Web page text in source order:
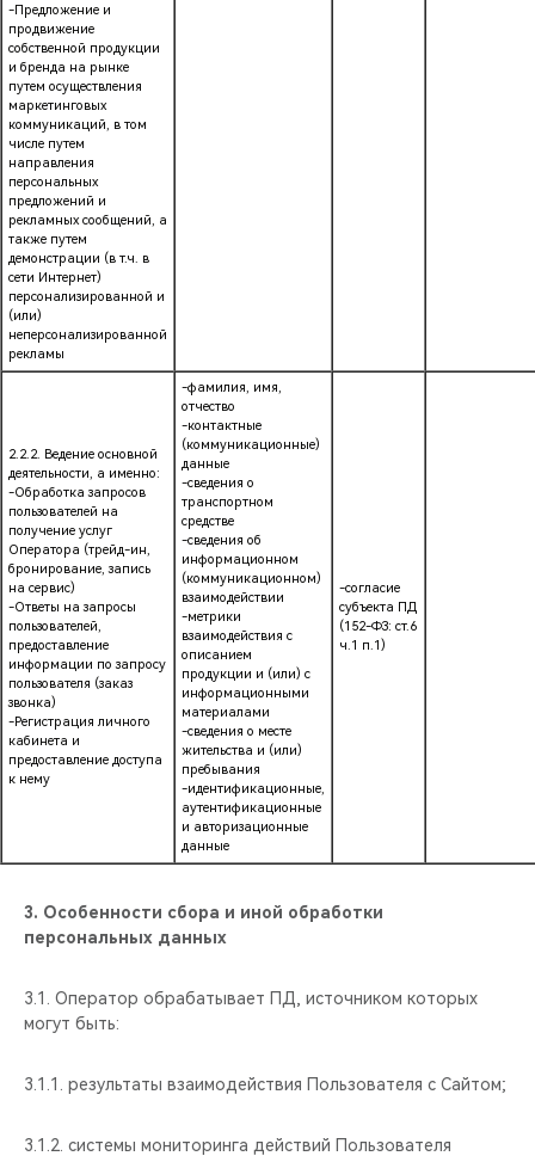
-Предложение и
продвижение
собственной продукции
и бренда на рынке
путем осуществления
маркетинговых
коммуникаций, в том
числе путем
направления
персональных
предложений и
рекламных сообщений, а
также путем
демонстрации (в т.ч. в
сети Интернет)
персонализированной и
(или)
неперсонализированной
рекламы
2.2.2. Ведение основной
деятельности, а именно:
-Обработка запросов
пользователей на
получение услуг
Оператора (трейд-ин,
бронирование, запись
на сервис)
-Ответы на запросы
пользователей,
предоставление
информации по запросу
пользователя (заказ
звонка)
-Регистрация личного
кабинета и
предоставление доступа
к нему
-фамилия, имя,
отчество
-контактные
(коммуникационные)
данные
-сведения о
транспортном
средстве
-сведения об
информационном
(коммуникационном)
взаимодействии
-метрики
взаимодействия с
описанием
продукции и (или) с
информационными
материалами
-сведения о месте
жительства и (или)
пребывания
-идентификационные,
аутентификационные
и авторизационные
данные
-согласие
субъекта ПД
(152-ФЗ: ст.6
ч.1 п.1)
3. Особенности сбора и иной обработки
персональных данных
3.1. Оператор обрабатывает ПД, источником которых
могут быть:
3.1.1. результаты взаимодействия Пользователя с Сайтом;
3.1.2. системы мониторинга действий Пользователя